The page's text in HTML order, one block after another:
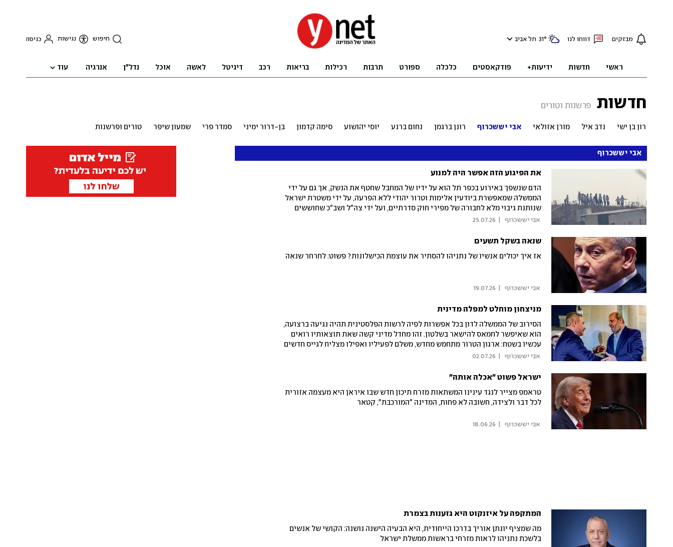
מבזקים דווחו לנו 31° תל אביב חיפוש נגישות כניסה
ראשי חדשות ידיעות+ פודקאסטים כלכלה ספורט תרבות רכילות בריאות רכב דיגיטל לאשה אוכל נדל"ן אנרגיה עוד
חדשות פרשנות וטורים
רון בן ישי נדב איל מורן אזולאי אבי יששכרוף רונן ברגמן נחום ברנע יוסי יהושוע סימה קדמון בן-דרור ימיני סמדר פרי שמעון שיפר טורים ופרשנות
אבי יששכרוף
את הפיגוע הזה אפשר היה למנוע
הדם שנשפך באירוע בכפר תל הוא על ידיו של המחבל שחטף את הנשק, אך גם על ידי
הממשלה שמאפשרת ביודעין אלימות וטרור יהודי ללא הפרעה, על ידי משטרת ישראל
שנותנת גיבוי מלא לחבורה של מפירי חוק סדרתיים, ועל ידי צה"ל ושב"כ שחוששים
להתעמת עם חבורה של מחפשי פרובוקציות
אבי יששכרוף 25.07.26
שנאה בשקל תשעים
אז איך יכולים אנשיו של נתניהו להסתיר את עוצמת הכישלונות? פשוט: לחרחר שנאה
אבי יששכרוף 19.07.26
מניצחון מוחלט למפלה מדינית
הסירוב של הממשלה לדון בכל אפשרות לפיה לרשות הפלסטינית תהיה נגיעה ברצועה,
הוא שאיפשר לחמאס להישאר בשלטון. זהו מחדל מדיני קשה שאת תוצאותיו רואים
עכשיו בשטח: ארגון הטרור מתחמש מחדש, משלם לפעיליו ואפילו מצליח לגייס חדשים
אבי יששכרוף 02.07.26
ישראל פשוט "אכלה אותה"
טראמפ מצייר לנגד עינינו המשתאות מזרח תיכון חדש שבו איראן היא מעצמה אזורית
לכל דבר ולצידה, חשובה לא פחות, המדינה "המורכבת", קטאר
אבי יששכרוף 18.06.26
המתקפה על איזנקוט היא גזענות בצמרת
מה שמציף יונתן אוריך בדרכו הייחודית, היא הבעיה הישנה נושנה: הקושי של אנשים
בלשכת נתניהו לראות מזרחי בראשות ממשלת ישראל